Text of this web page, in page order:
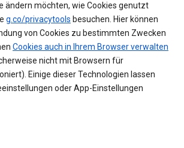
ändern möchten, wie Cookies genutzt
g.co/privacytools besuchen. Hier können
von Cookies zu bestimmten Zwecken
Cookies auch in Ihrem Browser verwalten
nicht mit Browsern für
Einige dieser Technologien lassen
oder App-Einstellungen